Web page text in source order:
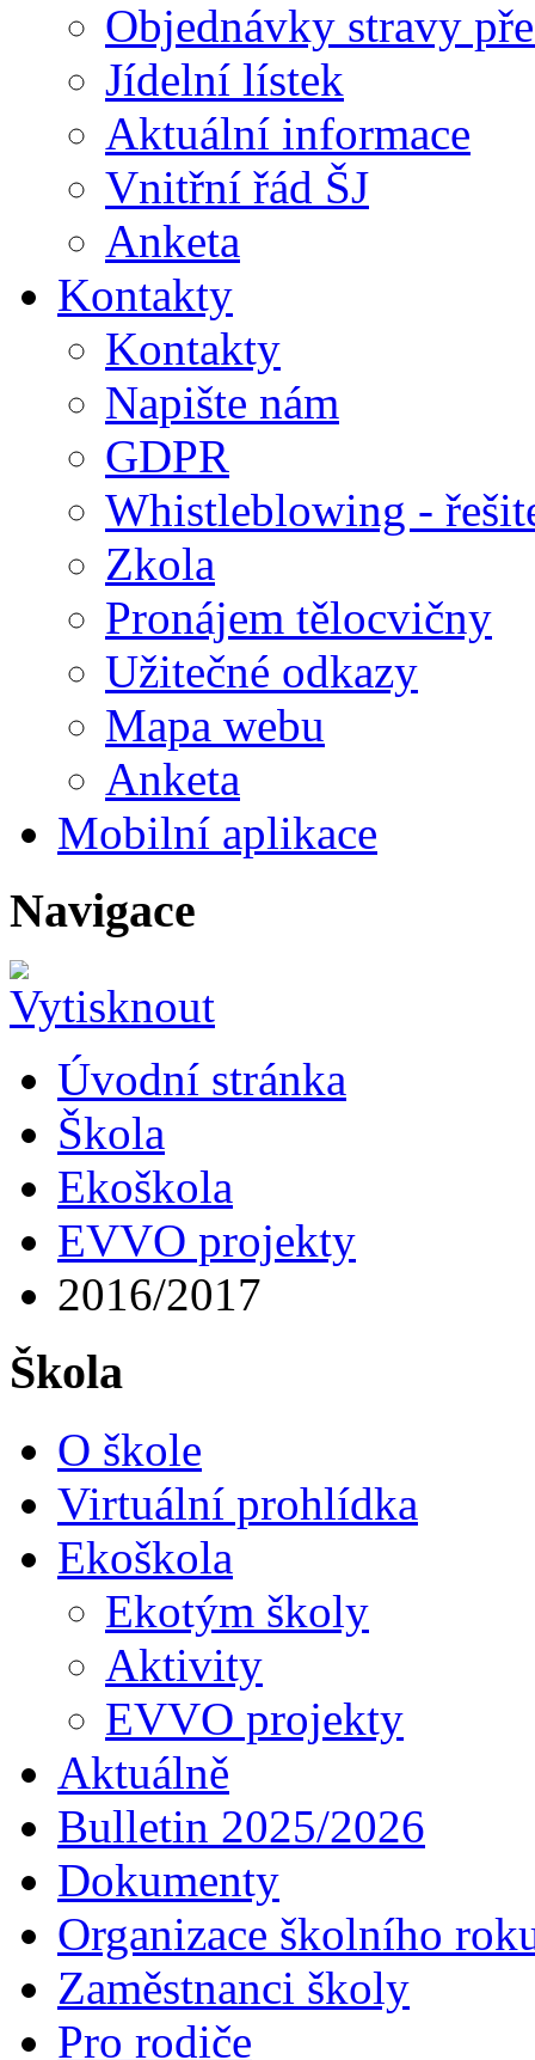
Objednávky stravy
Jídelní lístek
Aktuální informace
Vnitřní řád ŠJ
Anketa
Kontakty
Kontakty
Napište nám
GDPR
Whistleblowing -
Zkola
Pronájem tělocvičny
Užitečné odkazy
Mapa webu
Anketa
Mobilní aplikace
Navigace
Úvodní stránka
Škola
Ekoškola
EVVO projekty
2016/2017
Škola
O škole
Virtuální prohlídka
Ekoškola
Ekotým školy
Aktivity
EVVO projekty
Aktuálně
Bulletin 2025/2026
Dokumenty
Organizace školního
Zaměstnanci školy
Pro rodiče